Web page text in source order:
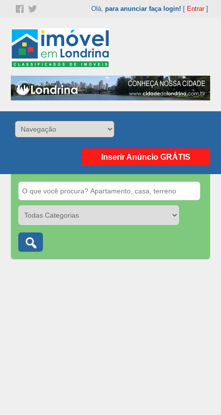
Olá, para anunciar faça login! [ Entrar]
Inserir Anúncio GRÁTIS